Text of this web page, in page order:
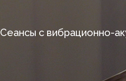
Сеансы с вибрационно-